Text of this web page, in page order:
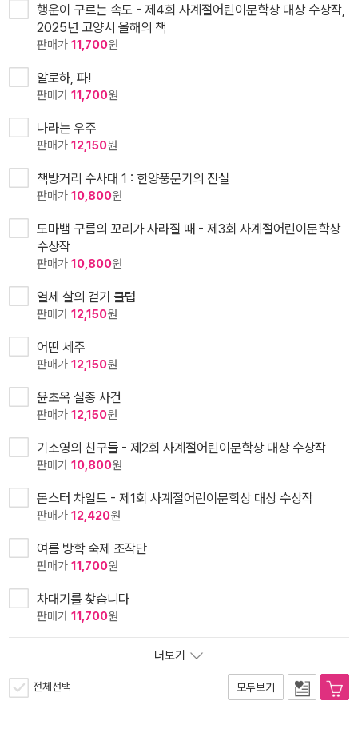
행운이 구르는 속도 - 제4회 사계절어린이문학상 대상 수상작,
2025년 고양시 올해의 책
판매가 11,700원
알로하, 파!
판매가 11,700원
나라는 우주
판매가 12,150원
책방거리 수사대 1 : 한양풍문기의 진실
판매가 10,800원
도마뱀 구름의 꼬리가 사라질 때 - 제3회 사계절어린이문학상
수상작
판매가 10,800원
열세 살의 걷기 클럽
판매가 12,150원
어떤 세주
판매가 12,150원
윤초옥 실종 사건
판매가 12,150원
기소영의 친구들 - 제2회 사계절어린이문학상 대상 수상작
판매가 10,800원
몬스터 차일드 - 제1회 사계절어린이문학상 대상 수상작
판매가 12,420원
여름 방학 숙제 조작단
판매가 11,700원
차대기를 찾습니다
판매가 11,700원
더보기
전체선택 모두보기